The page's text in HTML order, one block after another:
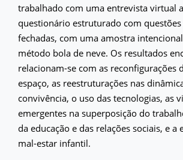
trabalhado com uma entrevista virtual
questionário estruturado com questões
fechadas, com uma amostra
método bola de neve. Os resultados
relacionam-se com as reconfigurações
espaço, as reestruturações nas
convivência, o uso das tecnologias, as
emergentes na superposição do
da educação e das relações sociais, e a
mal-estar infantil.